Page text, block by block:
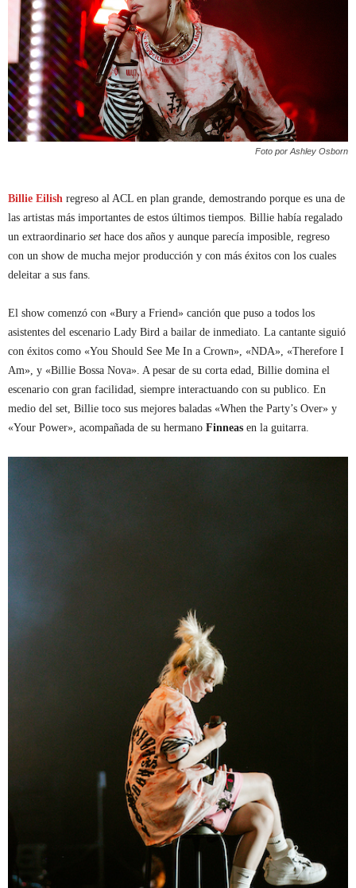
Foto por Ashley Osborn
Billie Eilish regreso al ACL en plan grande, demostrando porque es una de
las artistas más importantes de estos últimos tiempos. Billie había regalado
un extraordinario set hace dos años y aunque parecía imposible, regreso
con un show de mucha mejor producción y con más éxitos con los cuales
deleitar a sus fans.
El show comenzó con «Bury a Friend» canción que puso a todos los
asistentes del escenario Lady Bird a bailar de inmediato. La cantante siguió
con éxitos como «You Should See Me In a Crown», «NDA», «Therefore I
Am», y «Billie Bossa Nova». A pesar de su corta edad, Billie domina el
escenario con gran facilidad, siempre interactuando con su publico. En
medio del set, Billie toco sus mejores baladas «When the Party’s Over» y
«Your Power», acompañada de su hermano Finneas en la guitarra.